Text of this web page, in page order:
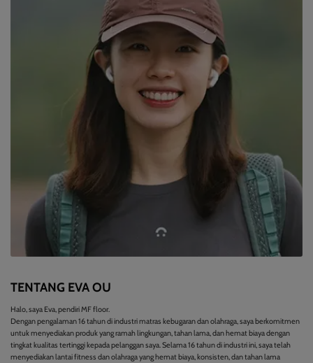
TENTANG EVA OU
Halo, saya Eva, pendiri MF floor.
Dengan pengalaman 16 tahun di industri matras kebugaran dan olahraga, saya berkomitmen
untuk menyediakan produk yang ramah lingkungan, tahan lama, dan hemat biaya dengan
tingkat kualitas tertinggi kepada pelanggan saya. Selama 16 tahun di industri ini, saya telah
menyediakan lantai fitness dan olahraga yang hemat biaya, konsisten, dan tahan lama